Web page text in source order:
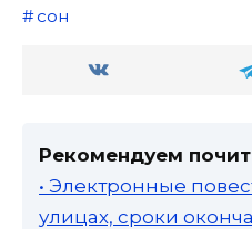
сон
Рекомендуем
• Электронные
улицах, сроки